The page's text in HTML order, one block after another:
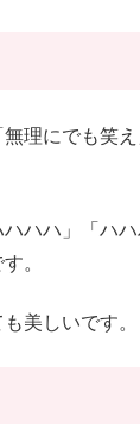
理にでも笑
ハハ」「ハ
。
美しいです。